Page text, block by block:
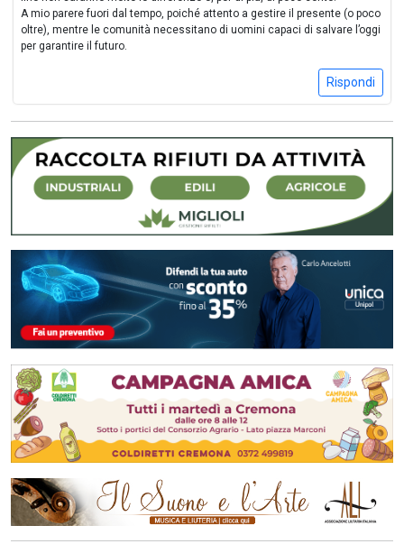
A mio parere fuori dal tempo, poiché attento a gestire il presente (o poco
oltre), mentre le comunità necessitano di uomini capaci di salvare l’oggi
per garantire il futuro.
Rispondi